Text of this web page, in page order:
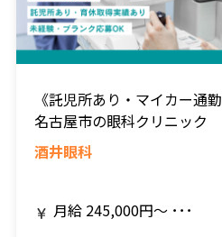
《託児所あり・マイカー通
名古屋市の眼科クリニック
酒井眼科
月給 245,000円～ ･･･